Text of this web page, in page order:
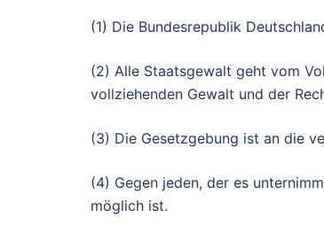
(1) Die Bundesrepublik
(2) Alle Staatsgewalt geht vom
vollziehenden Gewalt und der
(3) Die Gesetzgebung ist an die
(4) Gegen jeden, der es
möglich ist.